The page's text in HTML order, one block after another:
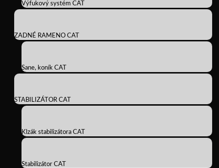
Výfukový systém CAT
ZADNÉ RAMENO CAT
Sane, koník CAT
STABILIZÁTOR CAT
Klzák stabilizátora CAT
Stabilizátor CAT